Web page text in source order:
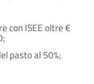
con ISEE oltre €
pasto al 50%;